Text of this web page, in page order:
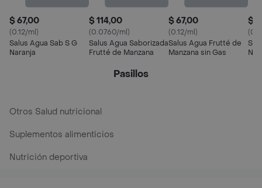
$ 67,00
(0.12/ml)
Salus Agua Sab S G
Naranja
$ 114,00
(0.0760/ml)
Salus Agua Saborizada
Frutté de Manzana
$ 67,00
(0.12/ml)
Salus Agua Frutté de
Manzana sin Gas
$
Pasillos
Otros Salud nutricional
Suplementos alimenticios
Nutrición deportiva